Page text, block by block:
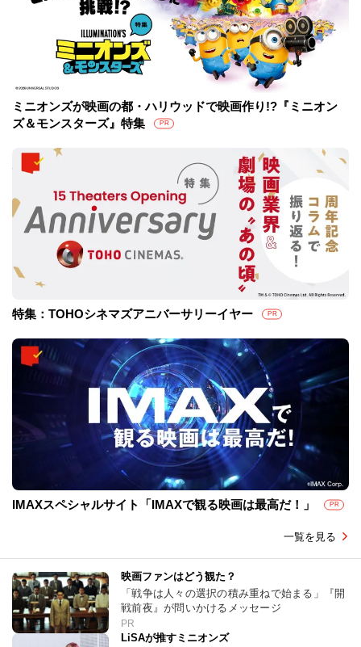
ミニオンズが映画の都・ハリウッドで映画作り!?『ミニオン
ズ＆モンスターズ』特集
PR
特集：TOHOシネマズアニバーサリーイヤー PR
IMAXスペシャルサイト「IMAXで観る映画は最高だ！」 PR
一覧を見る
映画ファンはどう観た？
「戦争は人々の選択の積み重ねで始まる」『開
戦前夜』が問いかけるメッセージ
PR
LiSAが推すミニオンズ